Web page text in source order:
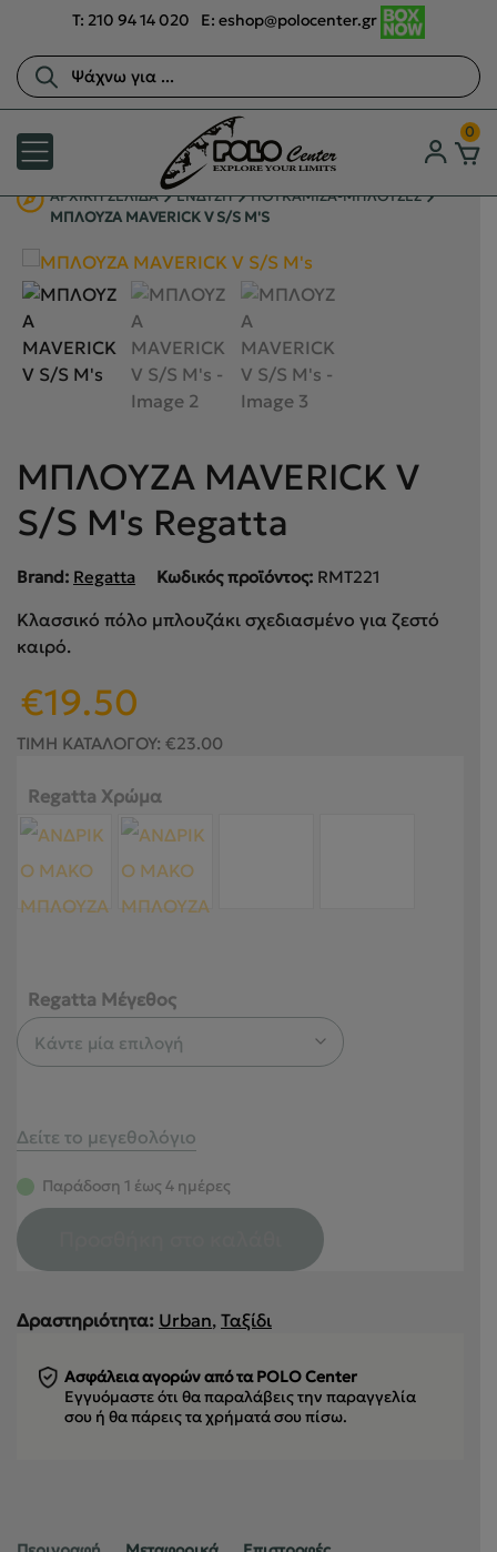
T: 210 94 14 020 E:eshop@polocenter.gr
0
Αναζήτηση
προϊόντων
ΑΡΧΙΚΉ ΣΕΛΊΔΑ ΕΝΔΥΣΗ
ΠΟΥΚΑΜΙΣΑ-ΜΠΛΟΥΖΕΣ
ΜΠΛΟΥΖΑ MAVERICK V S/S M'S
ΜΠΛΟΥΖΑ MAVERICK V
S/S M's Regatta
Brand: Regatta Κωδικός προϊόντος: RMT221
Κλασσικό πόλο μπλουζάκι σχεδιασμένο για ζεστό
καιρό.
Original
price
was:
€19.50
τιμή
€19.50.
ΤΙΜΗ ΚΑΤΑΛΟΓΟΥ: €23.00
Regatta Χρώμα
Regatta Μέγεθος
Δείτε το μεγεθολόγιο
Παράδοση 1 έως 4 ημέρες
Δραστηριότητα: Urban, Ταξίδι
Ασφάλεια αγορών από τα POLO Center
Εγγυόμαστε ότι θα παραλάβεις την παραγγελία
σου ή θα πάρεις τα χρήματά σου πίσω.